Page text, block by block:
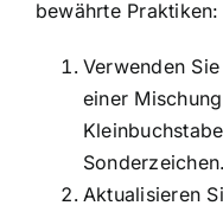
bewährte Praktiken:
Verwenden
einer
Sonderzeichen.
Aktualisieren